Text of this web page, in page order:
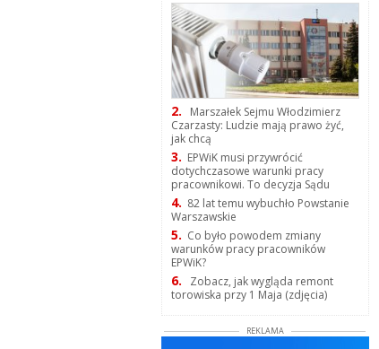
2.
Marszałek Sejmu Włodzimierz
Czarzasty: Ludzie mają prawo żyć,
jak chcą
3. EPWiK musi przywrócić
dotychczasowe warunki pracy
pracownikowi. To decyzja Sądu
4. 82 lat temu wybuchło Powstanie
Warszawskie
5. Co było powodem zmiany
warunków pracy pracowników
EPWiK?
6.
Zobacz, jak wygląda remont
torowiska przy 1 Maja (zdjęcia)
REKLAMA